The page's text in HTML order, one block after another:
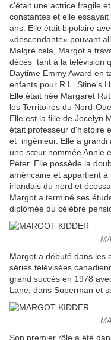
c'était une actrice fragile
constantes et elle
ans. Elle était bipolaire
«descendante» pouvant
Malgré cela, Margot a
décès tant à la télévision
Daytime Emmy Award en
enfants pour R.L. Stine's
Elle était née Margaret
les Territoires du Nord-
Elle est la fille de Jocelyn
était professeur d'histoire
et ingénieur. Elle a grandi
une sœur nommée Annie
Peter. Elle possède la
américaine et appartient à
irlandais du nord et
Margot a terminé ses
diplômée du célèbre
Margot a débuté dans les
séries télévisées
grand succès en 1978
Lane, dans Superman et
Son premier rôle a été